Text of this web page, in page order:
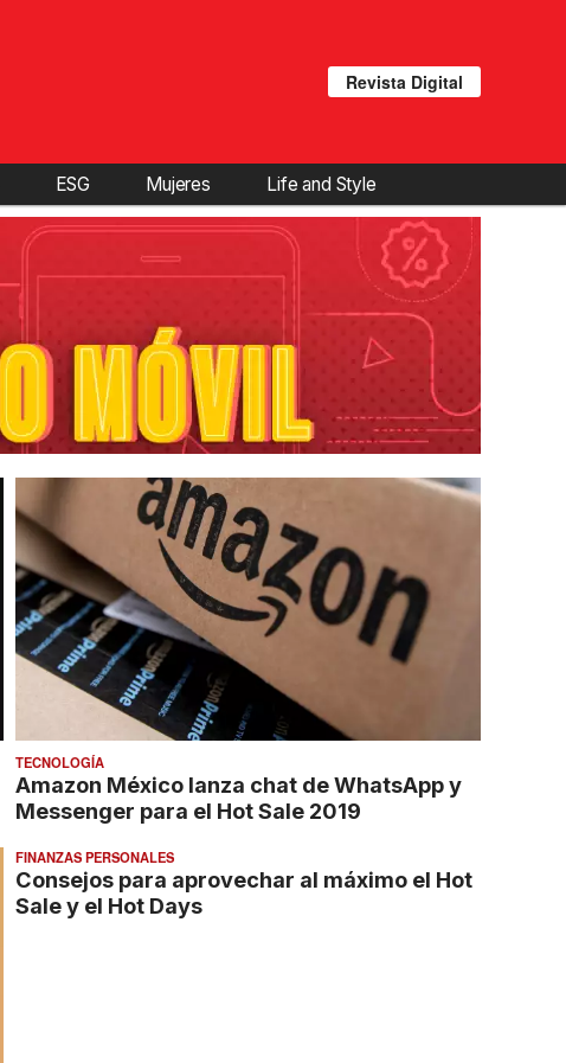
Revista Digital
ESG Mujeres Life and Style
TECNOLOGÍA
Amazon México lanza chat de WhatsApp y
Messenger para el Hot Sale 2019
FINANZAS PERSONALES
Consejos para aprovechar al máximo el Hot
Sale y el Hot Days